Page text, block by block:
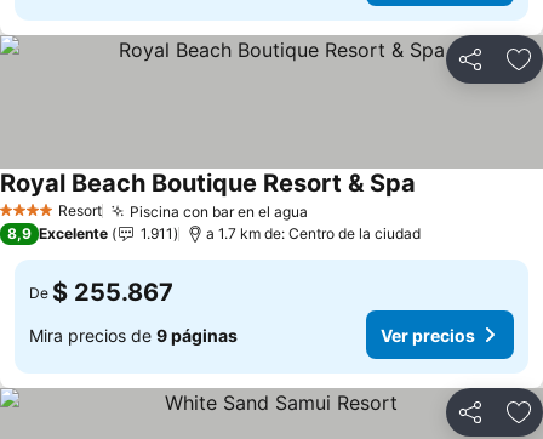
Compartir
4 EstrellasResort Piscina con bar en el agua
Royal Beach Boutique Resort & Spa
8,9 Excelente 1.911 a 1.7 km de: Centro de la ciudad
De $ 255.867
Mira precios de 9 páginas Ver precios
Compartir